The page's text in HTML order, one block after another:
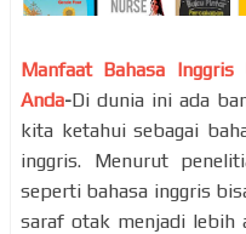
Manfaat Bahasa
Anda-Di dunia ini ada
kita ketahui sebagai
inggris. Menurut
seperti bahasa inggris
saraf otak menjadi lebih